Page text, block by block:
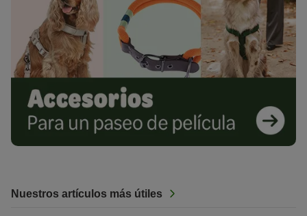
Nuestros artículos más útiles